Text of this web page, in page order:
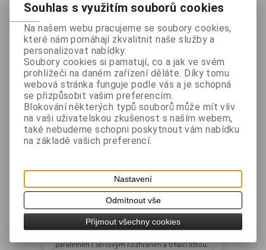
Řadit podle: (Ceny)
BIXOLON STP-103III 58mm,
USB+paralelní+sériová, zdroj, černá.
BIXOLON
Katalogové číslo:
STP103IIIG
Záruka (měsíců):24 Dostupnost:skladem
paralelním i sériovým rozhraním a trhací lištou.
Souhlas s využitím souborů cookies
Na našem webu pracujeme se soubory cookies,
které nám pomáhají zkvalitnit naše služby a
personalizovat nabídky.
Soubory cookies si pamatují, co a jak ve svém
prohlížeči na daném zařízení děláte. Díky tomu
webová stránka funguje podle vás a je schopná
se přizpůsobit vašim preferencím.
Blokování některých typů souborů může mít vliv
na vaši uživatelskou zkušenost s naším webem,
také nebudeme schopni poskytnout vám nabídku
na základě vašich preferencí.
Nastavení
Odmítnout vše
Přijmout všechny cookies